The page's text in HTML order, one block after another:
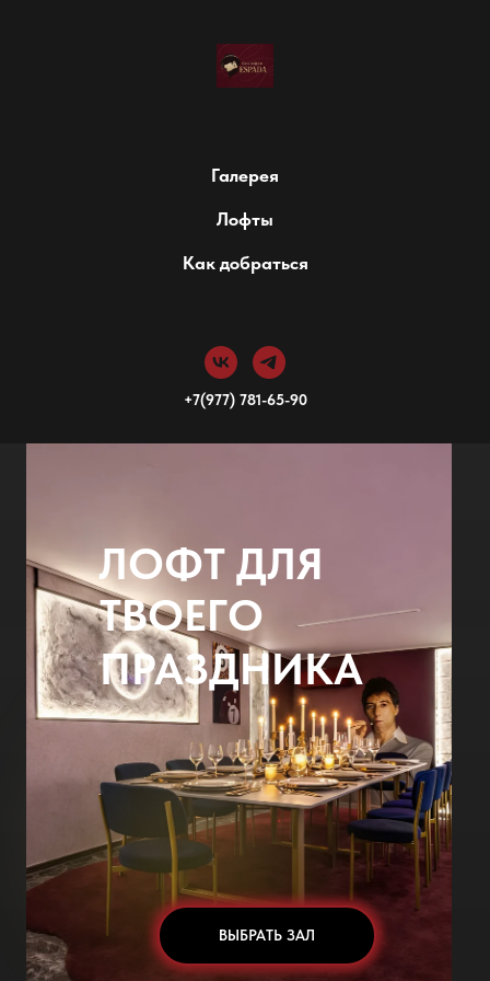
Галерея
Лофты
Как добраться
+7(977) 781-65-90
ЛОФТ ДЛЯ
ТВОЕГО
ПРАЗДНИКА
ВЫБРАТЬ ЗАЛ